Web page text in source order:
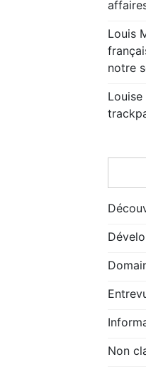
Louis
notre
Louise
Non